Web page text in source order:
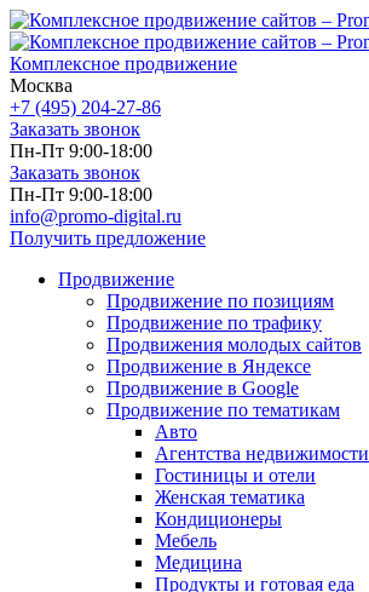
Комплексное продвижение
Москва
+7 (495) 204-27-86
Заказать звонок
Пн-Пт 9:00-18:00
Заказать звонок
Пн-Пт 9:00-18:00
info@promo-digital.ru
Получить предложение
Продвижение
Продвижение по позициям
Продвижение по трафику
Продвижения молодых сайтов
Продвижение в Яндексе
Продвижение в Google
Продвижение по тематикам
Авто
Агентства недвижимости
Гостиницы и отели
Женская тематика
Кондиционеры
Мебель
Медицина
Продукты и готовая еда